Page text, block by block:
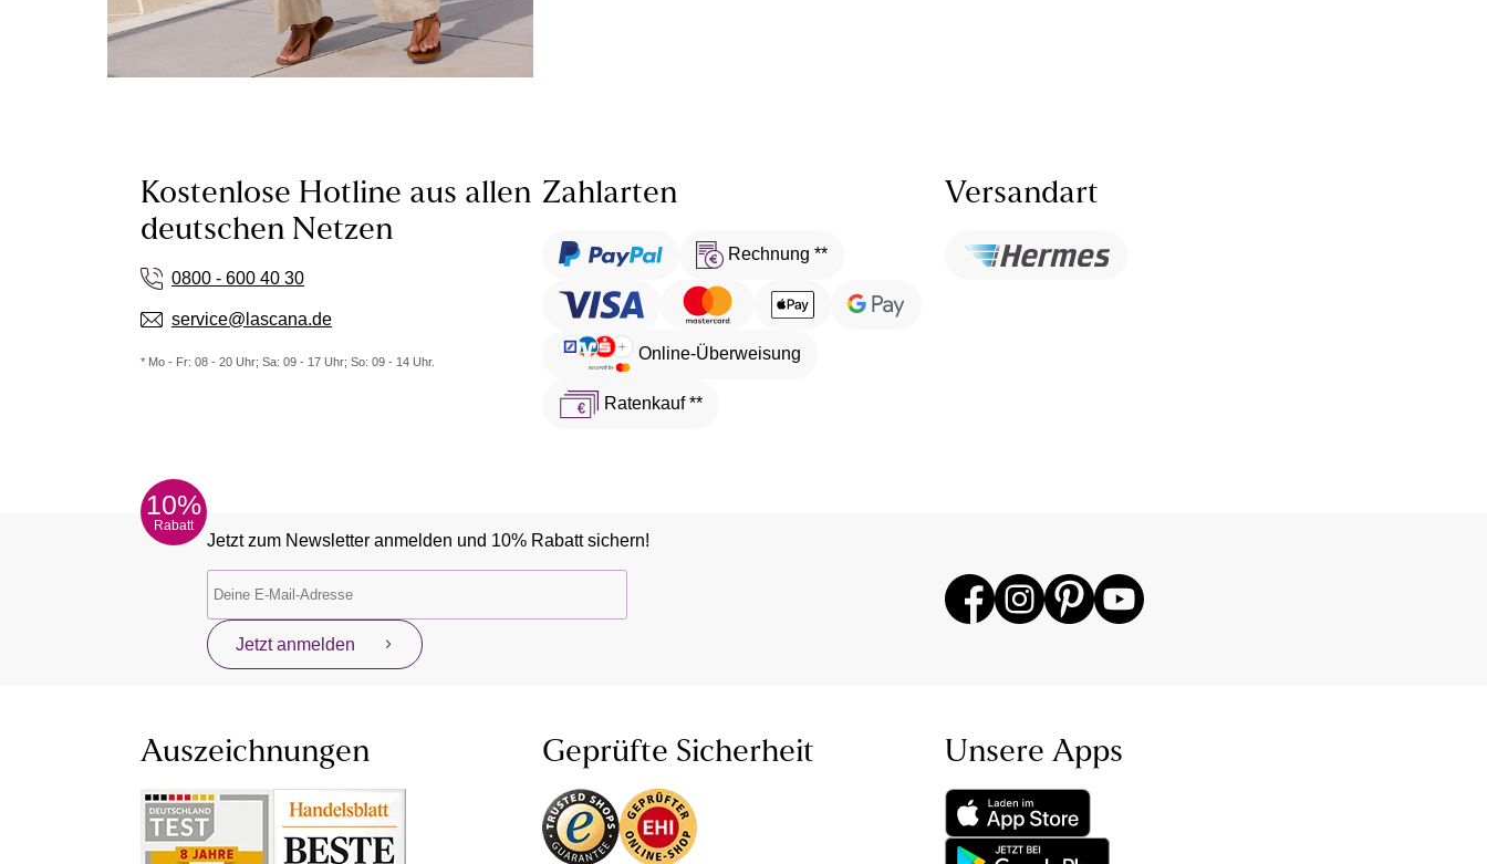
Kostenlose Hotline aus allen
deutschen Netzen
0800 - 600 40 30
service@lascana.de
* Mo - Fr: 08 - 20 Uhr; Sa: 09 - 17 Uhr; So: 09 - 14 Uhr.
Zahlarten
Rechnung **
Online-Überweisung
Ratenkauf **
Versandart
10%
Rabatt
Jetzt zum Newsletter anmelden und 10% Rabatt sichern!
Jetzt anmelden
Auszeichnungen Geprüfte Sicherheit Unsere Apps